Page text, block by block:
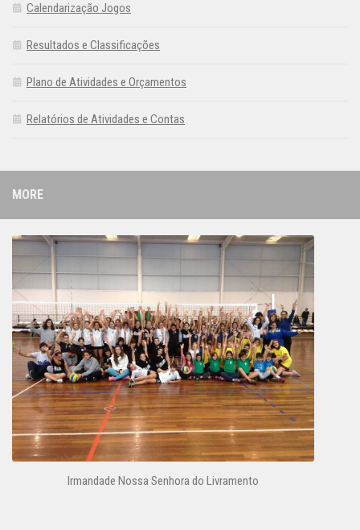
Calendarização Jogos
Resultados e Classificações
Plano de Atividades e Orçamentos
Relatórios de Atividades e Contas
MORE
Irmandade Nossa Senhora do Livramento